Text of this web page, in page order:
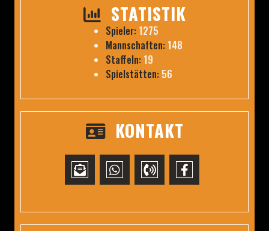
STATISTIK
Spieler: 1275
Mannschaften: 148
Staffeln: 19
Spielstätten: 56
KONTAKT